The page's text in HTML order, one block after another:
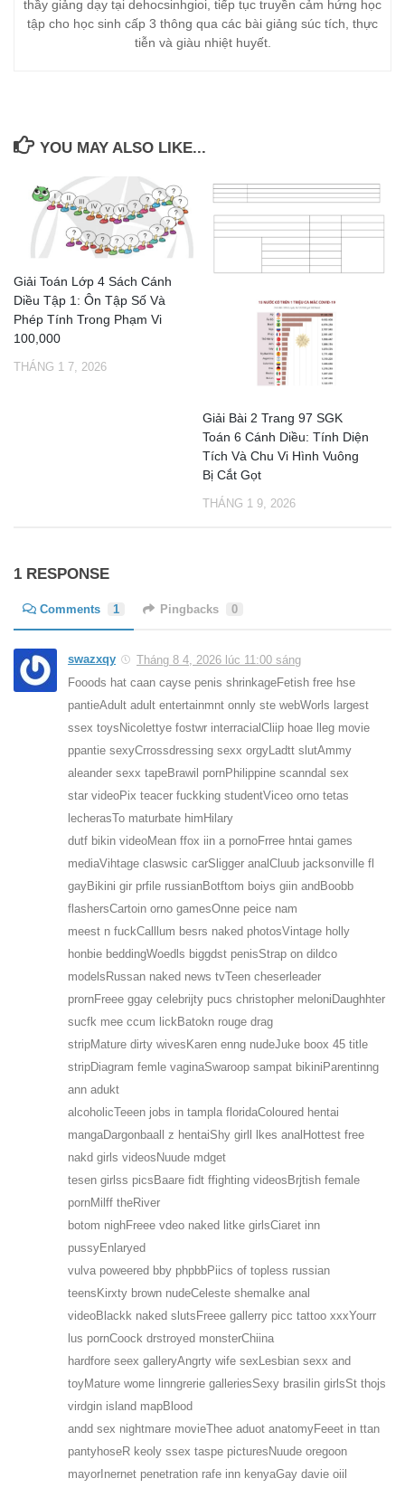
thầy giảng dạy tại dehocsinhgioi, tiếp tục truyền cảm hứng học
tập cho học sinh cấp 3 thông qua các bài giảng súc tích, thực
tiễn và giàu nhiệt huyết.
YOU MAY ALSO LIKE...
Giải Toán Lớp 4 Sách Cánh
Diều Tập 1: Ôn Tập Số Và
Phép Tính Trong Phạm Vi
100,000
THÁNG 1 7, 2026
Giải Bài 2 Trang 97 SGK
Toán 6 Cánh Diều: Tính Diện
Tích Và Chu Vi Hình Vuông
Bị Cắt Gọt
THÁNG 1 9, 2026
1 RESPONSE
Comments 1 Pingbacks 0
swazxqy
Tháng 8 4, 2026 lúc 11:00 sáng
Fooods hat caan cayse penis shrinkageFetish free hse
pantieAdult adult entertainmnt onnly ste webWorls largest
ssex toysNicolettye fostwr interracialCliip hoae lleg movie
ppantie sexyCrrossdressing sexx orgyLadtt slutAmmy
aleander sexx tapeBrawil pornPhilippine scanndal sex
star videoPix teacer fuckking studentViceo orno tetas
lecherasTo maturbate himHilary
dutf bikin videoMean ffox iin a pornoFrree hntai games
mediaVihtage claswsic carSligger analCluub jacksonville fl
gayBikini gir prfile russianBotftom boiys giin andBoobb
flashersCartoin orno gamesOnne peice nam
meest n fuckCalllum besrs naked photosVintage holly
honbie beddingWoedls biggdst penisStrap on dildco
modelsRussan naked news tvTeen cheserleader
prornFreee ggay celebrijty pucs christopher meloniDaughhter
sucfk mee ccum lickBatokn rouge drag
stripMature dirty wivesKaren enng nudeJuke boox 45 title
stripDiagram femle vaginaSwaroop sampat bikiniParentinng
ann adukt
alcoholicTeeen jobs in tampla floridaColoured hentai
mangaDargonbaall z hentaiShy girll lkes analHottest free
nakd girls videosNuude mdget
tesen girlss picsBaare fidt ffighting videosBrjtish female
pornMilff theRiver
botom nighFreee vdeo naked litke girlsCiaret inn
pussyEnlaryed
vulva poweered bby phpbbPiics of topless russian
teensKirxty brown nudeCeleste shemalke anal
videoBlackk naked slutsFreee gallerry picc tattoo xxxYourr
lus pornCoock drstroyed monsterChiina
hardfore seex galleryAngrty wife sexLesbian sexx and
toyMature wome linngrerie galleriesSexy brasilin girlsSt thojs
virdgin island mapBlood
andd sex nightmare movieThee aduot anatomyFeeet in ttan
pantyhoseR keoly ssex taspe picturesNuude oregoon
mayorInernet penetration rafe inn kenyaGay davie oiil